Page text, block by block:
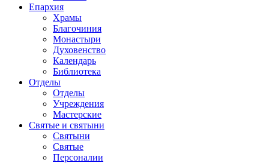
Епархия
Храмы
Благочиния
Монастыри
Духовенство
Календарь
Библиотека
Отделы
Отделы
Учреждения
Мастерские
Святые и святыни
Cвятыни
Cвятые
Персоналии